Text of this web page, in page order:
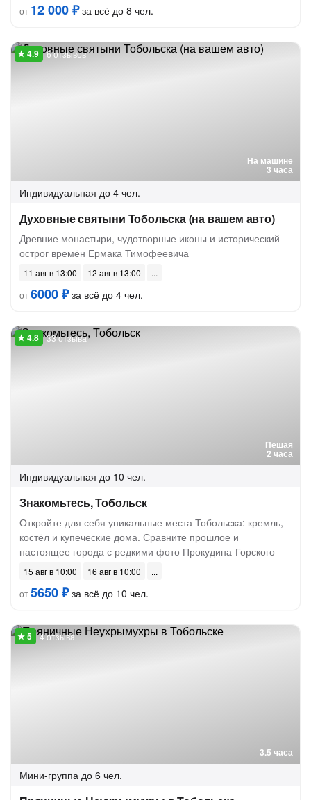
от 12 000 ₽за всё до 8 чел.
На машине
3 часа
6 отзывов
Индивидуальная до 4 чел.
Духовные святыни Тобольска (на вашем авто)
Древние монастыри, чудотворные иконы и исторический
острог времён Ермака Тимофеевича
11 авг в 13:00
12 авг в 13:00
от6000 ₽за всё до 4 чел.
Пешая
2 часа
33 отзыва
Индивидуальная до 10 чел.
Знакомьтесь, Тобольск
Откройте для себя уникальные места Тобольска: кремль,
костёл и купеческие дома. Сравните прошлое и
настоящее города с редкими фото Прокудина-Горского
15 авг в 10:00
16 авг в 10:00
от5650 ₽за всё до 10 чел.
3.5 часа
4 отзыва
Мини-группа до 6 чел.